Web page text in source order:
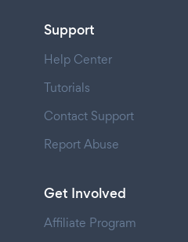
Support
Help Center
Tutorials
Contact Support
Report Abuse
Get Involved
Affiliate Program